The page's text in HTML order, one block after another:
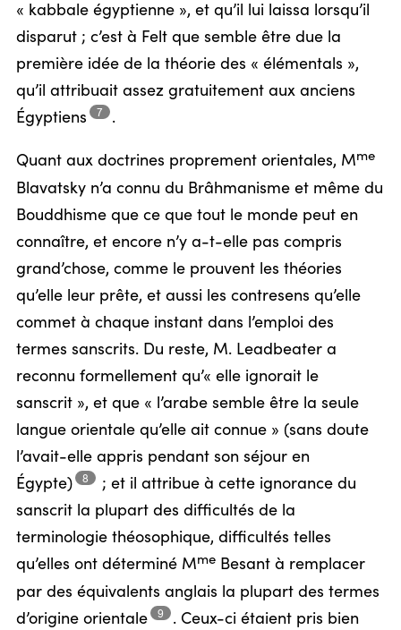
« kabbale égyptienne », et qu’il lui laissa lorsqu’il
disparut ; c’est à Felt que semble être due la
première idée de la théorie des « élémentals »,
qu’il attribuait assez gratuitement aux anciens
Égyptiens
7 .
Quant aux doctrines proprement orientales, Mme
Blavatsky n’a connu du Brâhmanisme et même du
Bouddhisme que ce que tout le monde peut en
connaître, et encore n’y a-t-elle pas compris
grand’chose, comme le prouvent les théories
qu’elle leur prête, et aussi les contresens qu’elle
commet à chaque instant dans l’emploi des
termes sanscrits. Du reste, M. Leadbeater a
reconnu formellement qu’« elle ignorait le
sanscrit », et que « l’arabe semble être la seule
langue orientale qu’elle ait connue » (sans doute
l’avait-elle appris pendant son séjour en
Égypte)
8 ; et il attribue à cette ignorance du
sanscrit la plupart des difficultés de la
terminologie théosophique, difficultés telles
qu’elles ont déterminé Mme Besant à remplacer
par des équivalents anglais la plupart des termes
d’origine orientale 9 .Ceux-ci étaient pris bien